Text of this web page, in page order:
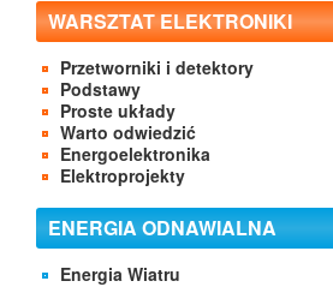
WARSZTAT ELEKTRONIKI
Przetworniki i detektory
Podstawy
Proste układy
Warto odwiedzić
Energoelektronika
Elektroprojekty
ENERGIA ODNAWIALNA
Energia Wiatru